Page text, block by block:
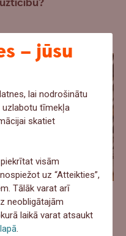
nevienmērīga
– jūsu
lai nodrošinātu
uzlabotu tīmekļa
skatiet
visām
uz “Atteikties”,
Tālāk varat arī
neobligātajām
laikā varat atsaukt
.